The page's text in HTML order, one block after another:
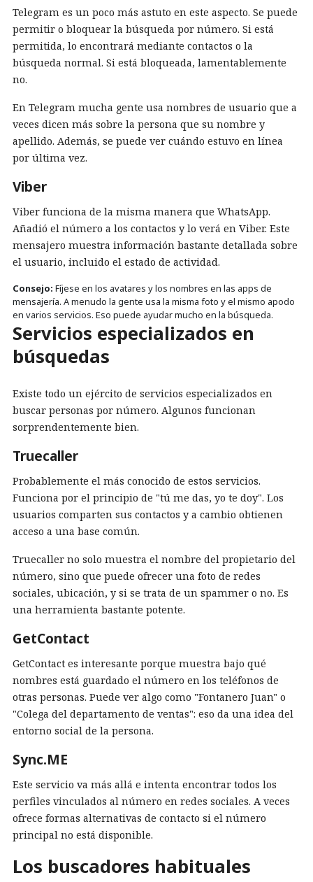
Telegram es un poco más astuto en este aspecto. Se puede
permitir o bloquear la búsqueda por número. Si está
permitida, lo encontrará mediante contactos o la
búsqueda normal. Si está bloqueada, lamentablemente
no.
En Telegram mucha gente usa nombres de usuario que a
veces dicen más sobre la persona que su nombre y
apellido. Además, se puede ver cuándo estuvo en línea
por última vez.
Viber
Viber funciona de la misma manera que WhatsApp.
Añadió el número a los contactos y lo verá en Viber. Este
mensajero muestra información bastante detallada sobre
el usuario, incluido el estado de actividad.
Consejo: Fíjese en los avatares y los nombres en las apps de
mensajería. A menudo la gente usa la misma foto y el mismo apodo
en varios servicios. Eso puede ayudar mucho en la búsqueda.
Servicios especializados en
búsquedas
Existe todo un ejército de servicios especializados en
buscar personas por número. Algunos funcionan
sorprendentemente bien.
Truecaller
Probablemente el más conocido de estos servicios.
Funciona por el principio de "tú me das, yo te doy". Los
usuarios comparten sus contactos y a cambio obtienen
acceso a una base común.
Truecaller no solo muestra el nombre del propietario del
número, sino que puede ofrecer una foto de redes
sociales, ubicación, y si se trata de un spammer o no. Es
una herramienta bastante potente.
GetContact
GetContact es interesante porque muestra bajo qué
nombres está guardado el número en los teléfonos de
otras personas. Puede ver algo como "Fontanero Juan" o
"Colega del departamento de ventas": eso da una idea del
entorno social de la persona.
Sync.ME
Este servicio va más allá e intenta encontrar todos los
perfiles vinculados al número en redes sociales. A veces
ofrece formas alternativas de contacto si el número
principal no está disponible.
Los buscadores habituales